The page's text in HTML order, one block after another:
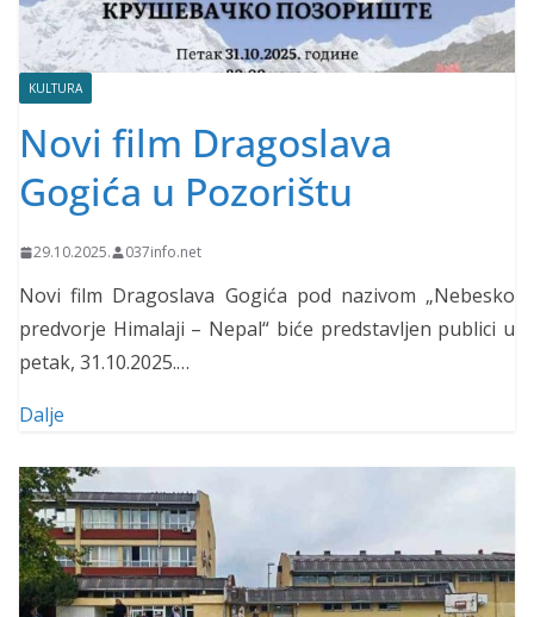
KULTURA
Novi film Dragoslava
Gogića u Pozorištu
29.10.2025. 037info.net
Novi film Dragoslava Gogića pod nazivom „Nebesko
predvorje Himalaji – Nepal“ biće predstavljen publici u
petak, 31.10.2025.…
Dalje